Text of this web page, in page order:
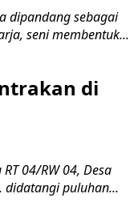
dipandang sebagai
seni membentuk...
di
04/RW 04, Desa
didatangi puluhan...